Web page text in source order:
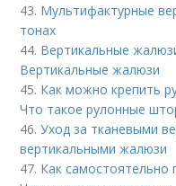
43. Мультифактурные
тонах
44. Вертикальные
Вертикальные жалюзи
45. Как можно крепить
Что такое рулонные
46.Уход за тканевыми
вертикальными жалюзи
47. Как самостоятельно